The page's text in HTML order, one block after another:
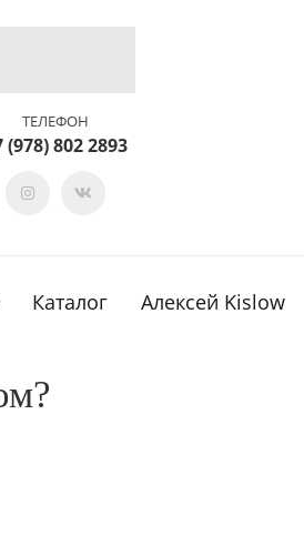
ТЕЛЕФОН
(978) 802 2893
Каталог Алексей Kislow